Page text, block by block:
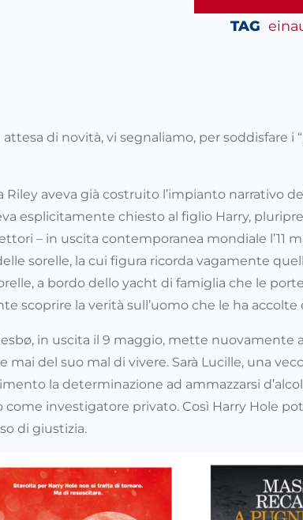
TAG
di novità, vi segnaliamo, per soddisfare
aveva già costruito l’impianto narrativo
esplicitamente chiesto al figlio Harry,
– in uscita contemporanea mondiale l’11
sorelle, la cui figura ricorda vagamente
a bordo dello yacht di famiglia che le
scoprire la verità sull’uomo che le ha accolte
in uscita il 9 maggio, mette nuovamente
mai del suo mal di vivere. Sarà Lucille, una
la determinazione ad ammazzarsi
investigatore privato. Così Harry Hole
di giustizia.